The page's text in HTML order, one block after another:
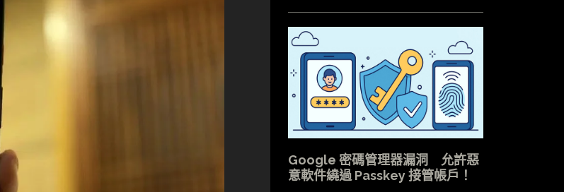
Google 密碼管理器漏洞 允許惡
意軟件繞過 Passkey 接管帳戶！